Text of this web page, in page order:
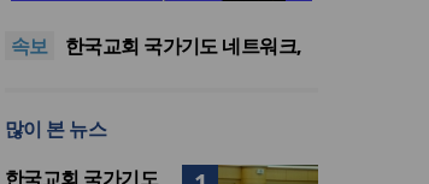
속보
중증 입원·재활 확충 과제
선교의 현장
한국교회 국가기도 네트워크,
중단하라”
정신건강 치료 인프라 부족…
정신질환 평생유병률 27.8%,
많이 본 뉴스
한국교회 국가기도